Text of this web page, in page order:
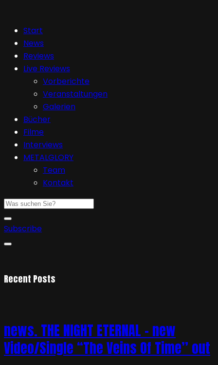
Start
News
Reviews
Live Reviews
Vorberichte
Veranstaltungen
Galerien
Bücher
Filme
Interviews
METALGLORY
Team
Kontakt
Subscribe
Recent Posts
news. THE NIGHT ETERNAL – new
Video/Single “The Veins Of Time” out